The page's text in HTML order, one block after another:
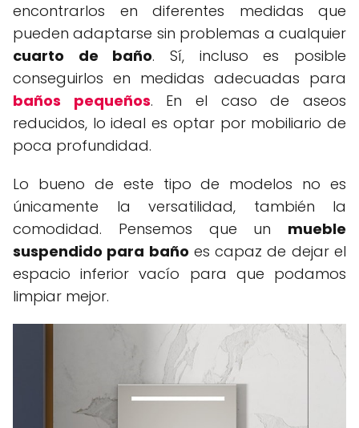
encontrarlos en diferentes medidas que
pueden adaptarse sin problemas a cualquier
cuarto de baño. Sí, incluso es posible
conseguirlos en medidas adecuadas para
baños pequeños. En el caso de aseos
reducidos, lo ideal es optar por mobiliario de
poca profundidad.
Lo bueno de este tipo de modelos no es
únicamente la versatilidad, también la
comodidad. Pensemos que un mueble
suspendido para baño es capaz de dejar el
espacio inferior vacío para que podamos
limpiar mejor.